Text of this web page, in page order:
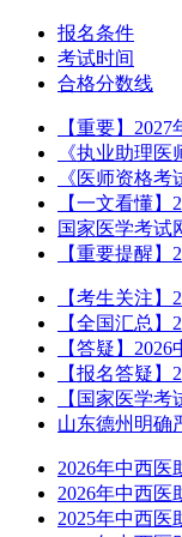
报名条件
考试时间
合格分数线
【重要】
《执业助理
《医师资格
【一文看懂
国家医学考试
【重要提醒
【考生关注
【全国汇总
【答疑】
【报名答疑
【国家医学
山东德州明确
2026年中西医
2026年中西医
2025年中西医